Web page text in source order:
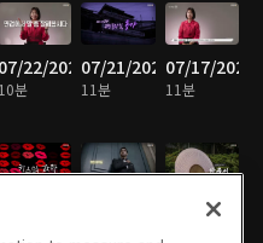
07/22/2026
10분
07/21/2026
11분
07/17/2026
11분
07/08/2026